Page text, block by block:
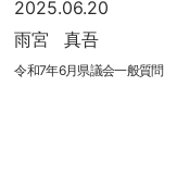
2025.06.20
雨宮 真吾
令和7年6月県議会一般質問